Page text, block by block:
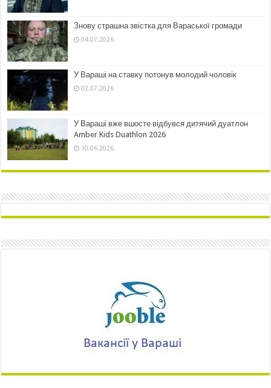
Знову страшна звістка для Вараської громади
04.07.2026
У Вараші на ставку потонув молодий чоловік
02.07.2026
У Вараші вже вшосте відбувся дитячий дуатлон
Amber Kids Duathlon 2026
10.06.2026